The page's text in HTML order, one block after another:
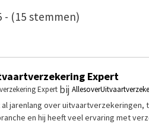
- (15 stemmen)
Expert
Expert bij
jarenlang over uitvaartverzekeringen,
en hij heeft veel ervaring met